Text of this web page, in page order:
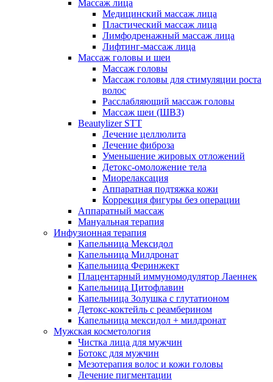
Массаж лица
Медицинский массаж лица
Пластический массаж лица
Лимфодренажный массаж лица
Лифтинг-массаж лица
Массаж головы и шеи
Массаж головы
Массаж головы для стимуляции роста
волос
Расслабляющий массаж головы
Массаж шеи (ШВЗ)
Beautylizer STT
Лечение целлюлита
Лечение фиброза
Уменьшение жировых отложений
Детокс-омоложение тела
Миорелаксация
Аппаратная подтяжка кожи
Коррекция фигуры без операции
Аппаратный массаж
Мануальная терапия
Инфузионная терапия
Капельница Мексидол
Капельница Милдронат
Капельница Феринжект
Плацентарный иммуномодулятор Лаеннек
Капельница Цитофлавин
Капельница Золушка с глутатионом
Детокс-коктейль с реамберином
Капельница мексидол + милдронат
Мужская косметология
Чистка лица для мужчин
Ботокс для мужчин
Мезотерапия волос и кожи головы
Лечение пигментации